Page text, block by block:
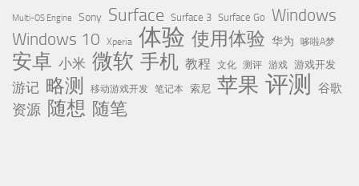
Multi-OS Engine Sony Surface Surface 3 Surface Go Windows
Windows 10 Xperia 体验 使用体验 华为 哆啦A梦
安卓 小米 微软 手机 教程 文化 测评 游戏 游戏开发
游记 略测 移动游戏开发 笔记本 索尼 苹果 评测 谷歌
资源 随想 随笔